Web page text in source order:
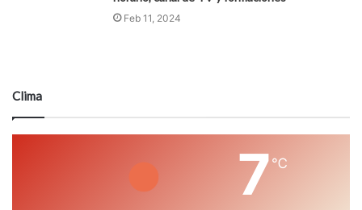
Feb 11, 2024
Clima
7 ℃